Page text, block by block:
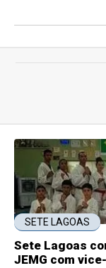
SETE LAGOAS
Sete Lagoas
JEMG com